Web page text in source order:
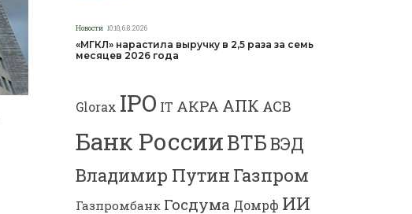
Новости 10:10, 6.8.2026
«МГКЛ» нарастила выручку в 2,5 раза за семь
месяцев 2026 года
Glorax IPO IT АКРА АПК АСВ
Банк РоссииВТБВЭД
Владимир Путин Газпром
Газпромбанк Госдума Домрф ИИ